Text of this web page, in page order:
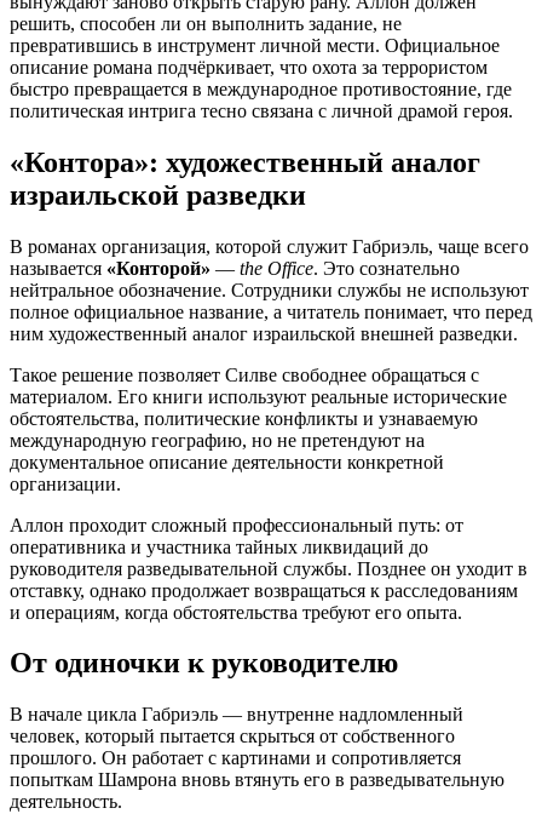
решить, способен ли он выполнить задание, не
превратившись в инструмент личной мести. Официальное
описание романа подчёркивает, что охота за террористом
быстро превращается в международное противостояние, где
политическая интрига тесно связана с личной драмой героя.
«Контора»: художественный аналог
израильской разведки
В романах организация, которой служит Габриэль, чаще всего
называется «Конторой» — the Office. Это сознательно
нейтральное обозначение. Сотрудники службы не используют
полное официальное название, а читатель понимает, что перед
ним художественный аналог израильской внешней разведки.
Такое решение позволяет Силве свободнее обращаться с
материалом. Его книги используют реальные исторические
обстоятельства, политические конфликты и узнаваемую
международную географию, но не претендуют на
документальное описание деятельности конкретной
организации.
Аллон проходит сложный профессиональный путь: от
оперативника и участника тайных ликвидаций до
руководителя разведывательной службы. Позднее он уходит в
отставку, однако продолжает возвращаться к расследованиям
и операциям, когда обстоятельства требуют его опыта.
От одиночки к руководителю
В начале цикла Габриэль — внутренне надломленный
человек, который пытается скрыться от собственного
прошлого. Он работает с картинами и сопротивляется
попыткам Шамрона вновь втянуть его в разведывательную
деятельность.